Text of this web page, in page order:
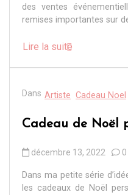
des ventes
remises importantes sur
Lire la suite
Dans Artiste Cadeau Noel
Cadeau de Noël
décembre 13, 2022 0
Dans ma petite série
les cadeaux de Noël